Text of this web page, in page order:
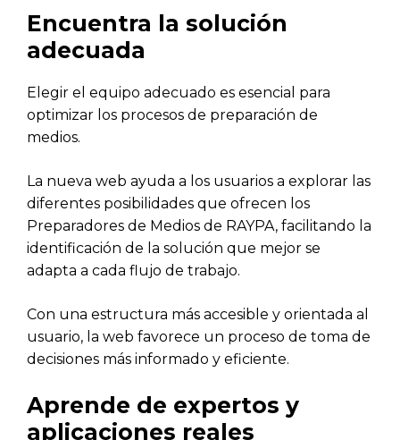
Encuentra la solución
adecuada
Elegir el equipo adecuado es esencial para
optimizar los procesos de preparación de
medios.
La nueva web ayuda a los usuarios a explorar las
diferentes posibilidades que ofrecen los
Preparadores de Medios de RAYPA, facilitando la
identificación de la solución que mejor se
adapta a cada flujo de trabajo.
Con una estructura más accesible y orientada al
usuario, la web favorece un proceso de toma de
decisiones más informado y eficiente.
Aprende de expertos y
aplicaciones reales